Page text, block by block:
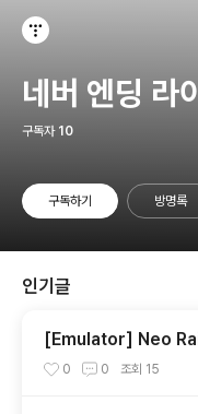
네버 엔딩 라
구독자 10
구독하기 방명록
인기글
[Emulator] Neo
oGeo CD , 네오지오
0 0 조회 15